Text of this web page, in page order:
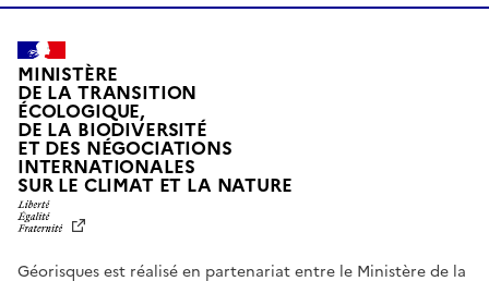
MINISTÈRE
DE LA TRANSITION
ÉCOLOGIQUE,
DE LA BIODIVERSITÉ
ET DES NÉGOCIATIONS
INTERNATIONALES
SUR LE CLIMAT ET LA NATUREL
Géorisques est réalisé en partenariat entre le Ministère de la